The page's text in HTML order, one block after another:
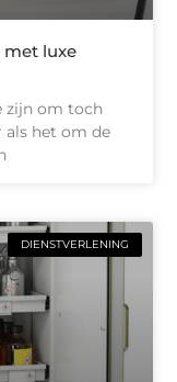
met luxe
zijn om toch
als het om de
DIENSTVERLENING